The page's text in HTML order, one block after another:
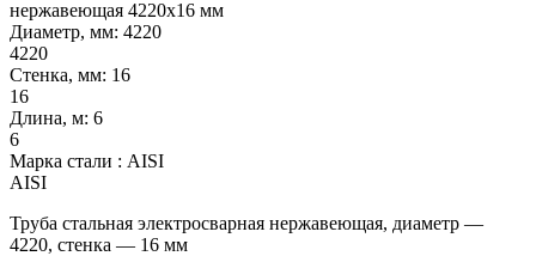
Диаметр, мм: 4220
4220
Стенка, мм: 16
16
Длина, м: 6
6
Марка стали : AISI
AISI
Труба стальная электросварная нержавеющая, диаметр —
4220, стенка — 16 мм